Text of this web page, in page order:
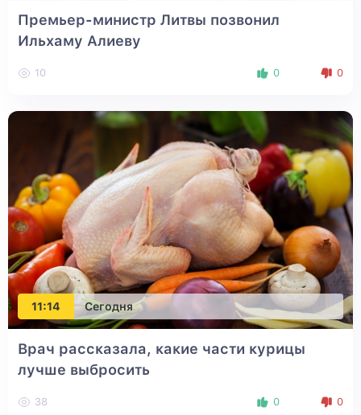
Премьер-министр Литвы позвонил
Ильхаму Алиеву
10 0 0
11:14 Сегодня
Врач рассказала, какие части курицы
лучше выбросить
38 0 0